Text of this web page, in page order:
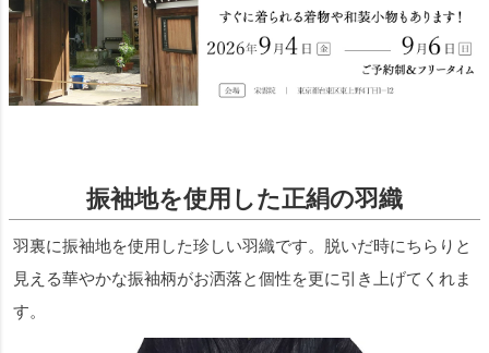
振袖地を使用した正絹の羽織
羽裏に振袖地を使用した珍しい羽織です。脱いだ時にちらりと
見える華やかな振袖柄がお洒落と個性を更に引き上げてくれま
す。